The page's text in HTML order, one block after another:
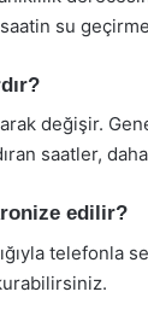
saatin su
değişir.
saatler,
edilir?
telefonla